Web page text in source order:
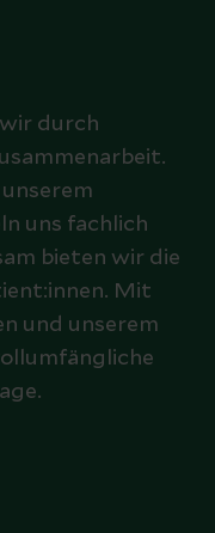
durch
uns fachlich
bieten wir die
Mit
und unserem